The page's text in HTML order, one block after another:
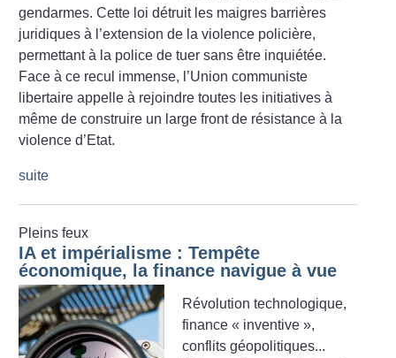
gendarmes. Cette loi détruit les maigres barrières
juridiques à l’extension de la violence policière,
permettant à la police de tuer sans être inquiétée.
Face à ce recul immense, l’Union communiste
libertaire appelle à rejoindre toutes les initiatives à
même de construire un large front de résistance à la
violence d’Etat.
suite
Pleins feux
IA et impérialisme : Tempête
économique, la finance navigue à vue
Révolution technologique,
finance « inventive »,
conflits géopolitiques...